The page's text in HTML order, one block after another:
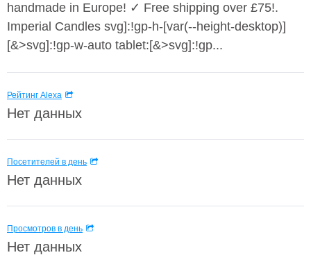
handmade in Europe! ✓ Free shipping over £75!.
Imperial Candles svg]:!gp-h-[var(--height-desktop)]
[&>svg]:!gp-w-auto tablet:[&>svg]:!gp...
Рейтинг Alexa
Нет данных
Посетителей в день
Нет данных
Просмотров в день
Нет данных